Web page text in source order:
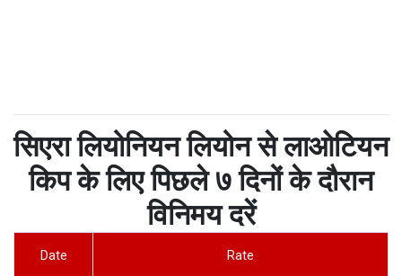
सिएरा लियोनियन लियोन से लाओटियन
किप के लिए पिछले ७ दिनों के दौरान
विनिमय दरें
Date Rate